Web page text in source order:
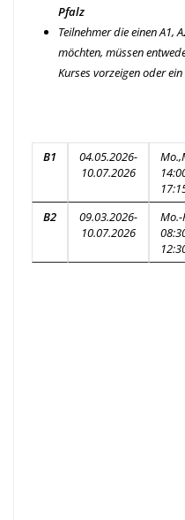
Pfalz
Teilnehmer die einen A1,
möchten, müssen
Kurses vorzeigen oder
B1
04.05.2026-
10.07.2026
B2
09.03.2026-
10.07.2026
Mo.-